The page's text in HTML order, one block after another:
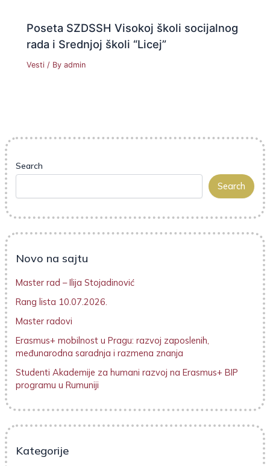
Poseta SZDSSH Visokoj školi socijalnog
rada i Srednjoj školi “Licej”
Vesti / Byadmin
Search
Search
Novo na sajtu
Master rad – Ilija Stojadinović
Rang lista 10.07.2026.
Master radovi
Erasmus+ mobilnost u Pragu: razvoj zaposlenih,
međunarodna saradnja i razmena znanja
Studenti Akademije za humani razvoj na Erasmus+ BIP
programu u Rumuniji
Kategorije